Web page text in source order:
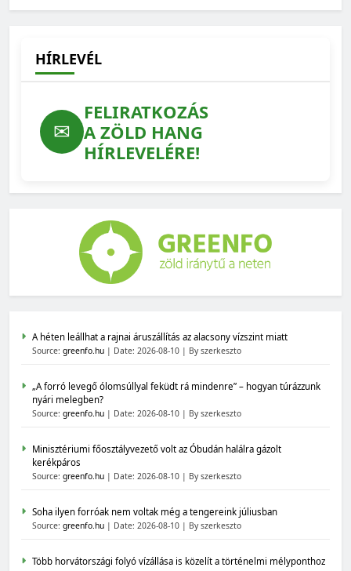
HÍRLEVÉL
✉
FELIRATKOZÁS
A ZÖLD HANG
HÍRLEVELÉRE!
A héten leállhat a rajnai áruszállítás az alacsony vízszint miatt
Source: greenfo.hu Date: 2026-08-10 By szerkeszto
„A forró levegő ólomsúllyal feküdt rá mindenre” – hogyan túrázzunk
nyári melegben?
Source: greenfo.hu Date: 2026-08-10 By szerkeszto
Minisztériumi főosztályvezető volt az Óbudán halálra gázolt
kerékpáros
Source: greenfo.hu Date: 2026-08-10 By szerkeszto
Soha ilyen forróak nem voltak még a tengereink júliusban
Source: greenfo.hu Date: 2026-08-10 By szerkeszto
Több horvátországi folyó vízállása is közelít a történelmi mélyponthoz